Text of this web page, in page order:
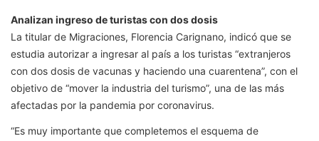
Analizan ingreso de turistas con dos dosis
La titular de Migraciones, Florencia Carignano, indicó que se
estudia autorizar a ingresar al país a los turistas “extranjeros
con dos dosis de vacunas y haciendo una cuarentena”, con el
objetivo de “mover la industria del turismo”, una de las más
afectadas por la pandemia por coronavirus.
“Es muy importante que completemos el esquema de